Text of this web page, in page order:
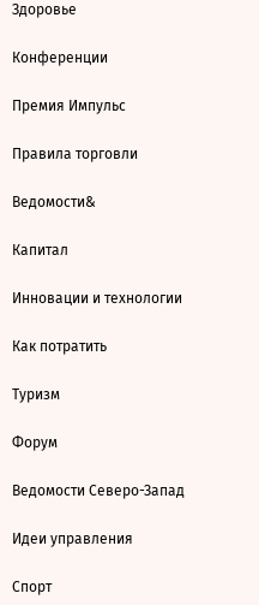
Здоровье
Конференции
Премия Импульс
Правила торговли
Ведомости&
Капитал
Инновации и технологии
Как потратить
Туризм
Форум
Ведомости Северо-Запад
Идеи управления
Спорт